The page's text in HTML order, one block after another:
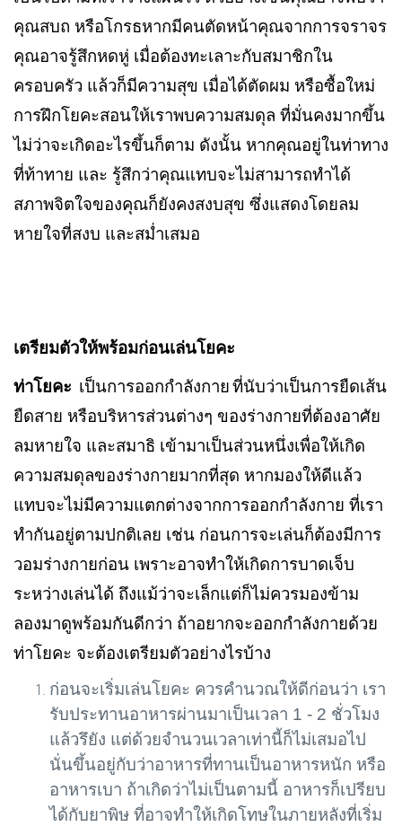
คุณสบถ หรือโกรธหากมีคนตัดหน้าคุณจากการจราจร
คุณอาจรู้สึกหดหู่ เมื่อต้องทะเลาะกับสมาชิกใน
ครอบครัว แล้วก็มีความสุข เมื่อได้ตัดผม หรือซื้อใหม่
การฝึกโยคะสอนให้เราพบความสมดุล ที่มั่นคงมากขึ้น
ไม่ว่าจะเกิดอะไรขึ้นก็ตาม ดังนั้น หากคุณอยู่ในท่าทาง
ที่ท้าทาย และ รู้สึกว่าคุณแทบจะไม่สามารถทำได้
สภาพจิตใจของคุณก็ยังคงสงบสุข ซึ่งแสดงโดยลม
หายใจที่สงบ และสม่ำเสมอ
เตรียมตัวให้พร้อมก่อนเล่นโยคะ
ท่าโยคะ เป็นการออกกำลังกายที่นับว่าเป็นการยืดเส้น
ยืดสาย หรือบริหารส่วนต่างๆ ของร่างกายที่ต้องอาศัย
ลมหายใจ และสมาธิ เข้ามาเป็นส่วนหนึ่งเพื่อให้เกิด
ความสมดุลของร่างกายมากที่สุด หากมองให้ดีแล้ว
แทบจะไม่มีความแตกต่างจากการออกกำลังกาย ที่เรา
ทำกันอยู่ตามปกติเลย เช่น ก่อนการจะเล่นก็ต้องมีการ
วอมร่างกายก่อน เพราะอาจทำให้เกิดการบาดเจ็บ
ระหว่างเล่นได้ ถึงแม้ว่าจะเล็กแต่ก็ไม่ควรมองข้าม
ลองมาดูพร้อมกันดีกว่า ถ้าอยากจะออกกำลังกายด้วย
ท่าโยคะ จะต้องเตรียมตัวอย่างไรบ้าง
ก่อนจะเริ่มเล่นโยคะ ควรคำนวณให้ดีก่อนว่า เรา
รับประทานอาหารผ่านมาเป็นเวลา 1 - 2 ชั่วโมง
แล้วรึยัง แต่ด้วยจำนวนเวลาเท่านี้ก็ไม่เสมอไป
นั่นขึ้นอยู่กับว่าอาหารที่ทานเป็นอาหารหนัก หรือ
อาหารเบา ถ้าเกิดว่าไม่เป็นตามนี้ อาหารก็เปรียบ
ได้กับยาพิษ ที่อาจทำให้เกิดโทษในภายหลังที่เริ่ม